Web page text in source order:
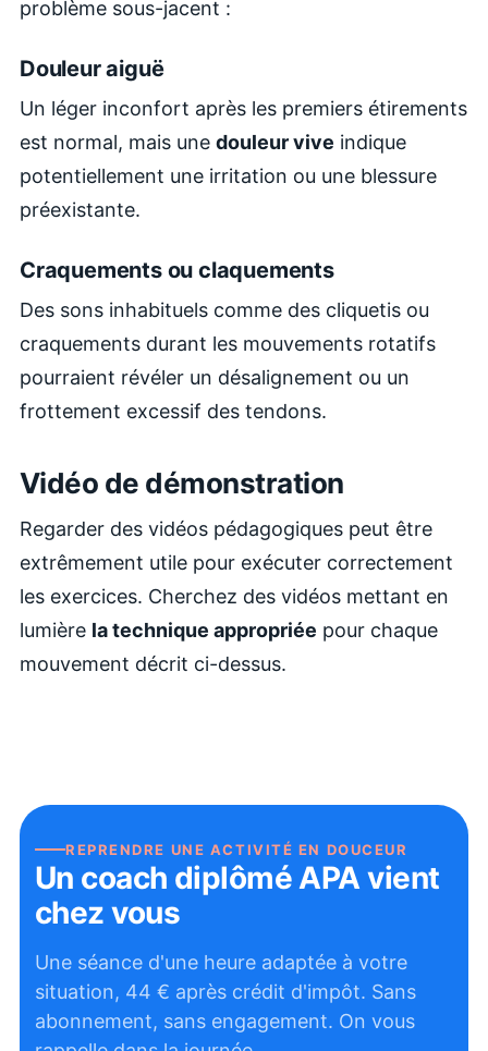
problème sous-jacent :
Douleur aiguë
Un léger inconfort après les premiers étirements
est normal, mais une douleur vive indique
potentiellement une irritation ou une blessure
préexistante.
Craquements ou claquements
Des sons inhabituels comme des cliquetis ou
craquements durant les mouvements rotatifs
pourraient révéler un désalignement ou un
frottement excessif des tendons.
Vidéo de démonstration
Regarder des vidéos pédagogiques peut être
extrêmement utile pour exécuter correctement
les exercices. Cherchez des vidéos mettant en
lumière la technique appropriée pour chaque
mouvement décrit ci-dessus.
REPRENDRE UNE ACTIVITÉ EN DOUCEUR
Un coach diplômé APA vient
chez vous
Une séance d'une heure adaptée à votre
situation, 44 € après crédit d'impôt. Sans
abonnement, sans engagement. On vous